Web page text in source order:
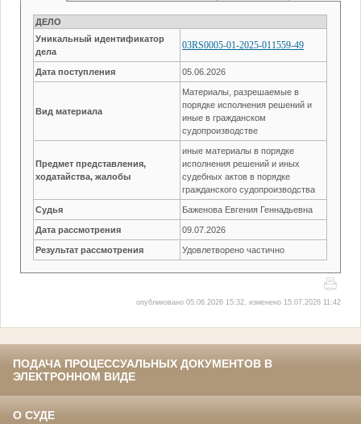
ДЕЛО
Уникальный идентификатор
дела
03RS0005-01-2025-011559-49
Дата поступления 05.06.2026
Вид материала
Материалы, разрешаемые в
порядке исполнения решений и
иные в гражданском
судопроизводстве
Предмет представления,
ходатайства, жалобы
иные материалы в порядке
исполнения решений и иных
судебных актов в порядке
гражданского судопроизводства
Судья Баженова Евгения Геннадьевна
Дата рассмотрения 09.07.2026
Результат рассмотрения Удовлетворено частично
опубликовано 05.06.2026 15:32, изменено 15.07.2026 11:42
ПОДАЧА ПРОЦЕССУАЛЬНЫХ ДОКУМЕНТОВ В
ЭЛЕКТРОННОМ ВИДЕ
О СУДЕ